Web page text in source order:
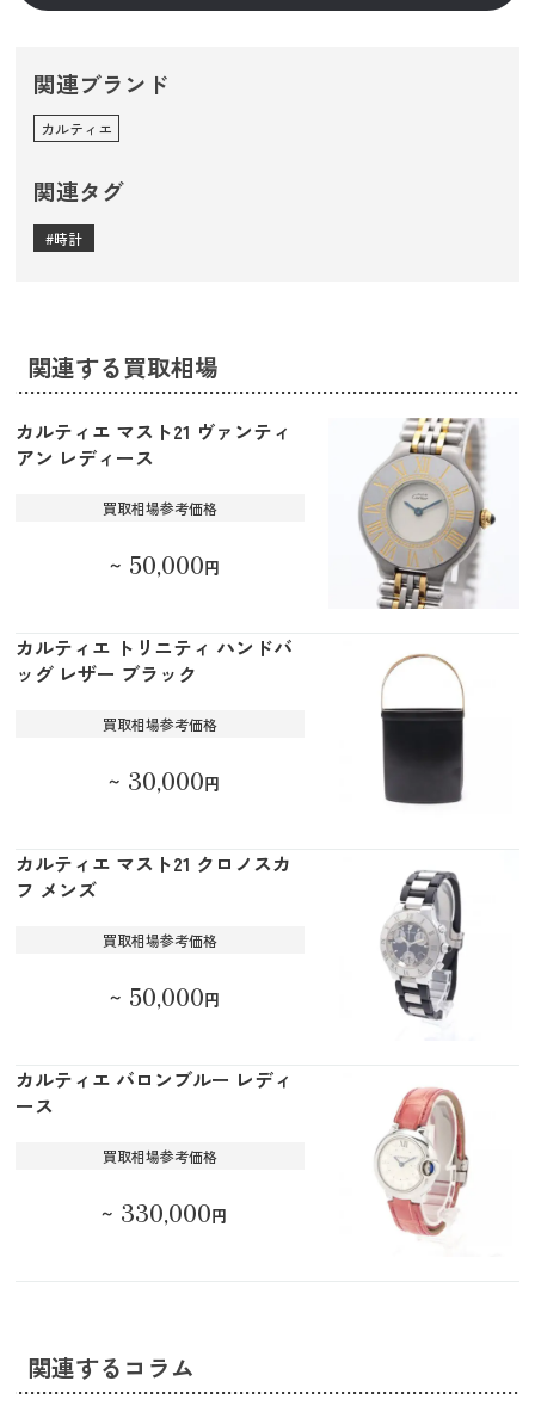
関連ブランド
カルティエ
関連タグ
時計
関連する買取相場
カルティエ マスト21 ヴァンティ
アン レディース
買取相場参考価格
～ 50,000円
カルティエ トリニティ ハンドバ
ッグ レザー ブラック
買取相場参考価格
～ 30,000円
カルティエ マスト21 クロノスカ
フ メンズ
買取相場参考価格
～ 50,000円
カルティエ バロンブルー レディ
ース
買取相場参考価格
～ 330,000円
関連するコラム